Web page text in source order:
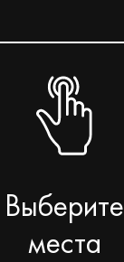
Выберите
места